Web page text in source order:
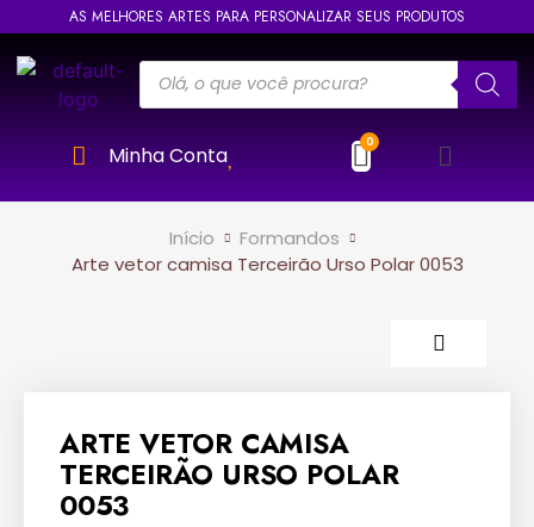
AS MELHORES ARTES PARA PERSONALIZAR SEUS PRODUTOS
Minha Conta
Início
Formandos
Arte vetor camisa Terceirão Urso Polar 0053
ARTE VETOR CAMISA
TERCEIRÃO URSO POLAR
0053